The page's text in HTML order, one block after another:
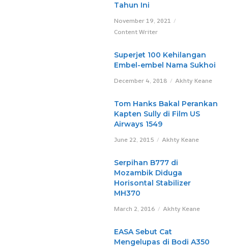
Tahun Ini
November 19, 2021
Content Writer
Superjet 100 Kehilangan
Embel-embel Nama Sukhoi
December 4, 2018 Akhty Keane
Tom Hanks Bakal Perankan
Kapten Sully di Film US
Airways 1549
June 22, 2015 Akhty Keane
Serpihan B777 di
Mozambik Diduga
Horisontal Stabilizer
MH370
March 2, 2016 Akhty Keane
EASA Sebut Cat
Mengelupas di Bodi A350